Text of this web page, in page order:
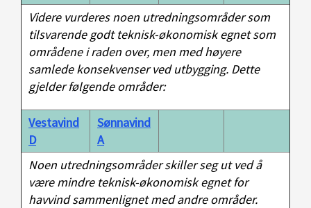
Videre vurderes noen utredningsområder som
tilsvarende godt teknisk-økonomisk egnet som
områdene i raden over, men med høyere
samlede konsekvenser ved utbygging. Dette
gjelder følgende områder:
Vestavind
D
Sønnavind
A
Noen utredningsområder skiller seg ut ved å
være mindre teknisk-økonomisk egnet for
havvind sammenlignet med andre områder.